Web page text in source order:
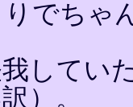
でちゃ
してい
）。